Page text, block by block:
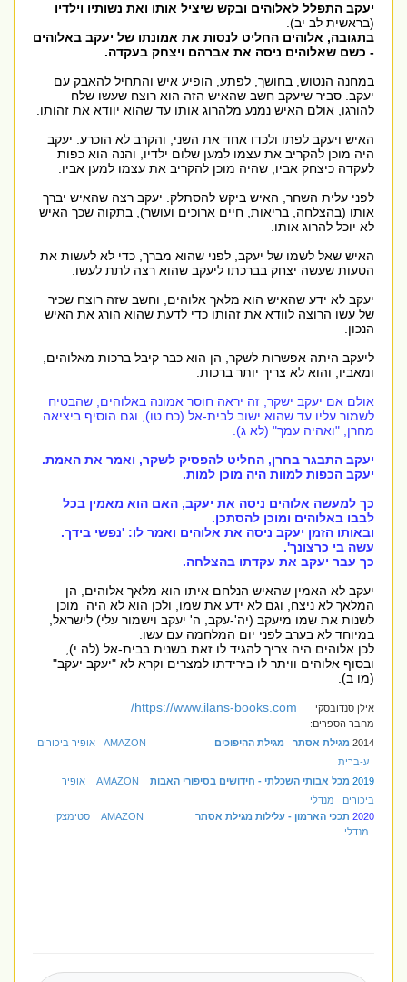
יעקב התפלל לאלוהים ובקש שיציל אותו ואת נשותיו וילדיו
(בראשית לב יב).
בתגובה, אלוהים החליט לנסות את אמונתו של יעקב באלוהים
- כשם שאלוהים ניסה את אברהם ויצחק בעקדה.
במחנה הנטוש, בחושך, לפתע, הופיע איש והתחיל להאבק עם
יעקב. סביר שיעקב חשב שהאיש הזה הוא רוצח שעשו שלח
להורגו, אולם האיש נמנע מלהרוג אותו עד שהוא יוודא את זהותו.
האיש ויעקב לפתו ולכדו אחד את השני, והקרב לא הוכרע. יעקב
היה מוכן להקריב את עצמו למען שלום ילדיו, והנה הוא כפות
לעקדה כיצחק אביו, שהיה מוכן להקריב את עצמו למען אביו.
לפני עלית השחר, האיש ביקש להסתלק. יעקב רצה שהאיש יברך
אותו (בהצלחה, בריאות, חיים ארוכים ועושר), בתקוה שכך האיש
לא יוכל להרוג אותו.
האיש שאל לשמו של יעקב, לפני שהוא מברך, כדי לא לעשות את
הטעות שעשה יצחק בברכתו ליעקב שהוא רצה לתת לעשו.
יעקב לא ידע שהאיש הוא מלאך אלוהים, וחשב שזה רוצח שכיר
של עשו הרוצה לוודא את זהותו כדי לדעת שהוא הורג את האיש
הנכון.
ליעקב היתה אפשרות לשקר, הן הוא כבר קיבל ברכות מאלוהים,
ומאביו, והוא לא צריך יותר ברכות.
אולם אם יעקב ישקר, זה יראה חוסר אמונה באלוהים, שהבטיח
לשמור עליו עד שהוא ישוב לבית-אל (כח טו), וגם הוסיף ביציאה
מחרן, "ואהיה עמך" (לא ג).
יעקב התבגר בחרן, החליט להפסיק לשקר, ואמר את האמת.
יעקב הכפות למוות היה מוכן למות.
כך למעשה אלוהים ניסה את יעקב, האם הוא מאמין בכל
לבבו באלוהים ומוכן להסתכן.
ובאותו הזמן יעקב ניסה את אלוהים ואמר לו: 'נפשי בידך.
עשה בי כרצונך'.
כך עבר יעקב את עקדתו בהצלחה.
יעקב לא האמין שהאיש הנלחם איתו הוא מלאך אלוהים, הן
המלאך לא ניצח, וגם לא ידע את שמו, ולכן הוא לא היה מוכן
לשנות את שמו מיעקב (יה'-עקב, ה' יעקב וישמור עלי) לישראל,
במיוחד לא בערב לפני יום המלחמה עם עשו.
לכן אלוהים היה צריך להגיד לו זאת בשנית בבית-אל (לה י),
ובסוף אלוהים וויתר לו בירידתו למצרים וקרא לא "יעקב יעקב"
(מו ב).
https://www.ilans-books.com/
אילן סנדובסקי
מחבר הספרים:
2014 מגילת אסתר מגילת ההיפוכים AMAZON
אופיר ביכורים
ע-ברית
2019 מכל אבותי השכלתי - חידושים בסיפורי האבות AMAZON
אופיר
ביכורים
מנדלי
2020 תככי הארמון - עלילות מגילת אסתר AMAZON
סטימצקי
מנדלי